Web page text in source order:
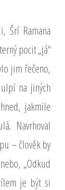
Šrí Ramana
pocit „já“
jim řečeno,
na jiných
jakmile
Navrhoval
– člověk by
„Odkud
je být si